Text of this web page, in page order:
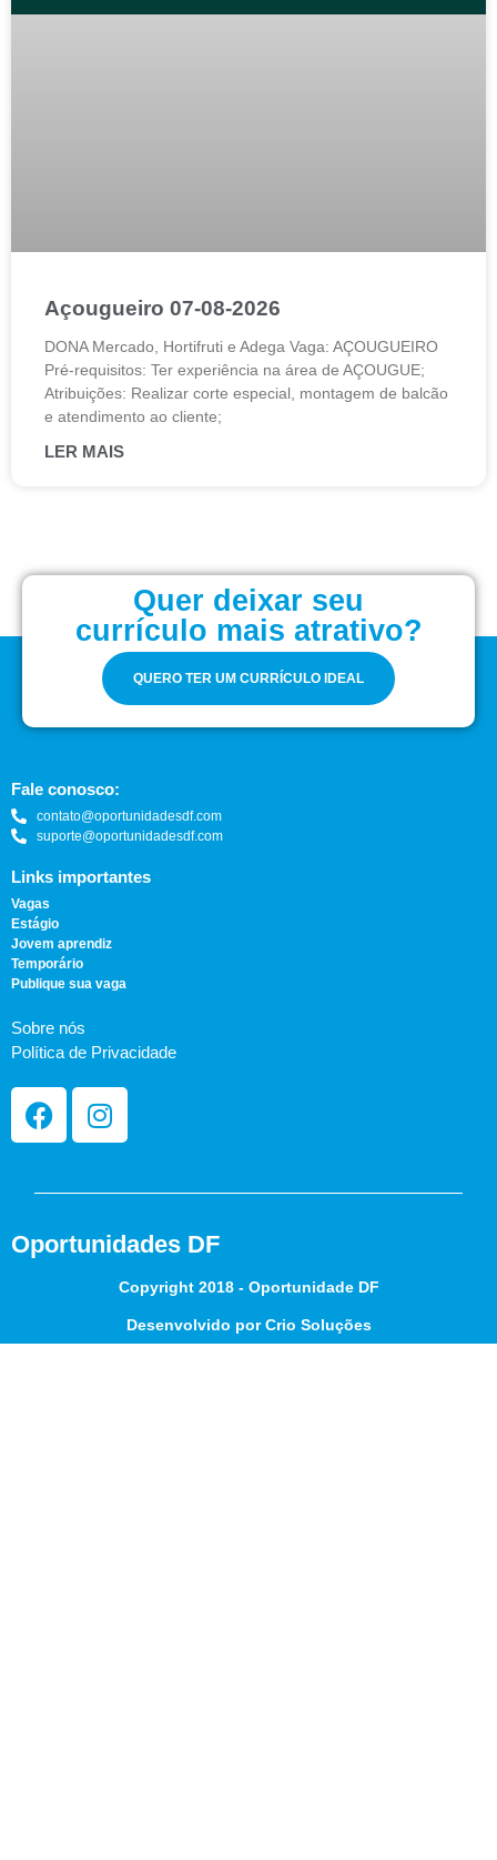
Açougueiro 07-08-2026
DONA Mercado, Hortifruti e Adega Vaga: AÇOUGUEIRO
Pré-requisitos: Ter experiência na área de AÇOUGUE;
Atribuições: Realizar corte especial, montagem de balcão
e atendimento ao cliente;
LER MAIS
Quer deixar seu
currículo mais atrativo?
QUERO TER UM CURRÍCULO IDEAL
Fale conosco:
contato@oportunidadesdf.com
suporte@oportunidadesdf.com
Links importantes
Vagas
Estágio
Jovem aprendiz
Temporário
Publique sua vaga
Sobre nós
Política de Privacidade
Oportunidades DF
Copyright 2018 - Oportunidade DF
Desenvolvido por Crio Soluções